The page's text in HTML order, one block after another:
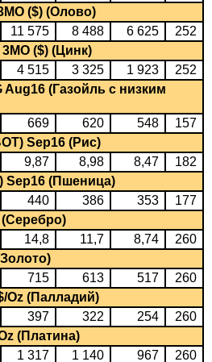
($) (Олово)
11 575 8 488 6 625
252
($) (Цинк)
4 515 3 325 1 923
252
Aug16 (Газойль с низким
669 620 548
157
Sep16 (Рис)
9,87 8,98 8,47
182
Sep16 (Пшеница)
440 386 353
177
(Серебро)
14,8 11,7 8,74
260
715 613 517
260
Oz (Палладий)
397 322 254
260
(Платина)
1 317 1 140 967 260